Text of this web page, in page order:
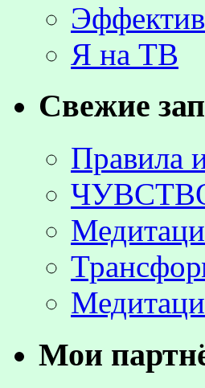
Я на ТВ
Свежие
Правила
Мои